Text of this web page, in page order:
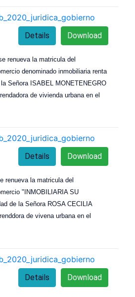
Download
Details
renueva la matricula del
denominado inmobiliaria renta
Señora ISABEL MONETENEGRO
de vivienda urbana en el
Download
Details
renueva la matricula del
"INMOBILIARIA SU
de la Señora ROSA CECILIA
de vivena urbana en el
Download
Details